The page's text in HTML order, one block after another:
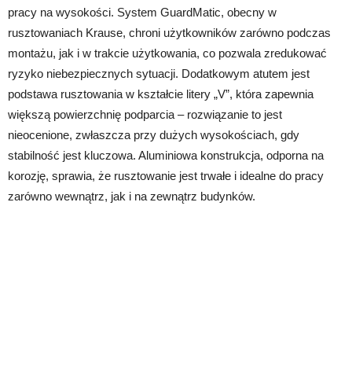
pracy na wysokości. System GuardMatic, obecny w
rusztowaniach Krause, chroni użytkowników zarówno podczas
montażu, jak i w trakcie użytkowania, co pozwala zredukować
ryzyko niebezpiecznych sytuacji. Dodatkowym atutem jest
podstawa rusztowania w kształcie litery „V”, która zapewnia
większą powierzchnię podparcia – rozwiązanie to jest
nieocenione, zwłaszcza przy dużych wysokościach, gdy
stabilność jest kluczowa. Aluminiowa konstrukcja, odporna na
korozję, sprawia, że rusztowanie jest trwałe i idealne do pracy
zarówno wewnątrz, jak i na zewnątrz budynków.